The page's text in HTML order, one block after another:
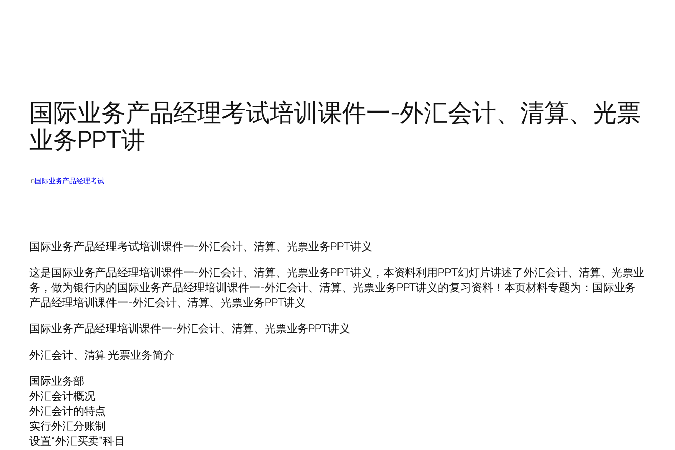
国际业务产品经理考试培训课件一-外汇会计、清算、光票
业务PPT讲
in国际业务产品经理考试
国际业务产品经理考试培训课件一-外汇会计、清算、光票业务PPT讲义
这是国际业务产品经理培训课件一-外汇会计、清算、光票业务PPT讲义，本资料利用PPT幻灯片讲述了外汇会计、清算、光票业
务，做为银行内的国际业务产品经理培训课件一-外汇会计、清算、光票业务PPT讲义的复习资料！本页材料专题为：国际业务
产品经理培训课件一-外汇会计、清算、光票业务PPT讲义
国际业务产品经理培训课件一-外汇会计、清算、光票业务PPT讲义
外汇会计、清算 光票业务简介
国际业务部
外汇会计概况
外汇会计的特点
实行外汇分账制
设置“外汇买卖”科目